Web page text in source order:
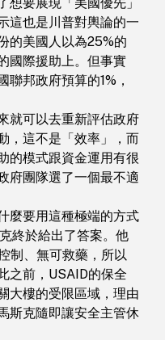
這也是川普對輿論的一
的美國人以為25%的
國際援助上。但事實
邦政府預算的1%，
就可以去重新評估政府
，這不是「效率」，而
的模式跟資金運用有很
府團隊選了一個最不適
麼要用這種極端的方式
終於給出了答案。他
制、無可救藥，所以
之前，USAID的保全
大樓的受限區域，理由
斯克隨即讓安全主管休